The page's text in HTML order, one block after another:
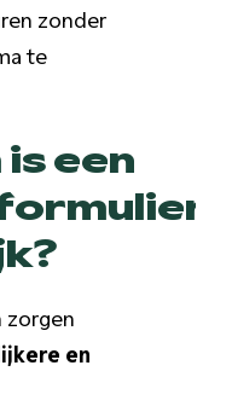
zonder
te
een
en